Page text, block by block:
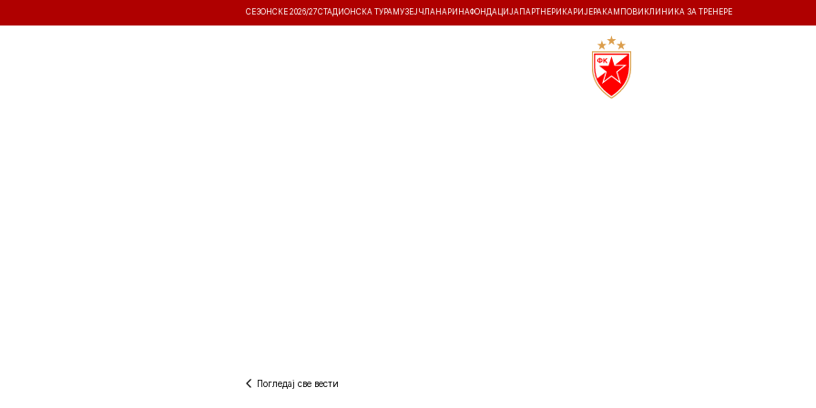
СЕЗОНСКЕ 2026/27СТАДИОНСКА ТУРА МУЗЕЈ ЧЛАНАРИНАФОНДАЦИЈА ПАРТНЕРИ КАРИЈЕРА КАМПОВИ КЛИНИКА ЗА ТРЕНЕРЕ
Погледај све вести